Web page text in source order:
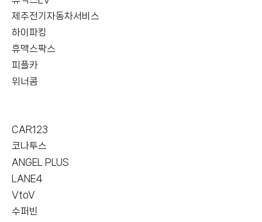
제주전기자동차서비스
하이파킹
휴맥스팍스
피플카
위너콤
CAR123
코나투스
ANGEL PLUS
LANE4
VtoV
수퍼빈